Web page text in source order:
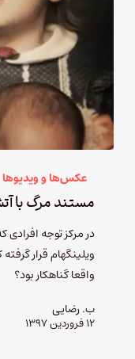
عکس‌ها و ویدیوها
مستند مرگ با
در مرکز توجه
ویلینگهام قرار
واقعا گناهکار بود؟
ب. رضایی
۱۲ فروردین ۱۳۹۷